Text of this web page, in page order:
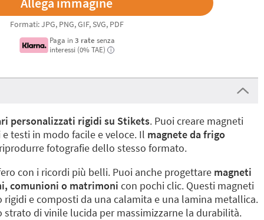
Formati: JPG, PNG, GIF, SVG, PDF
Paga in 3 rate senza
interessi (0% TAE)
i
personalizzati rigidi su Stikets. Puoi creare magneti
testi in modo facile e veloce. Il magnete da frigo
fotografie dello stesso formato.
con i ricordi più belli. Puoi anche progettare magneti
comunioni o matrimoni con pochi clic. Questi magneti
e composti da una calamita e una lamina metallica.
strato di vinile lucida per massimizzarne la durabilità.